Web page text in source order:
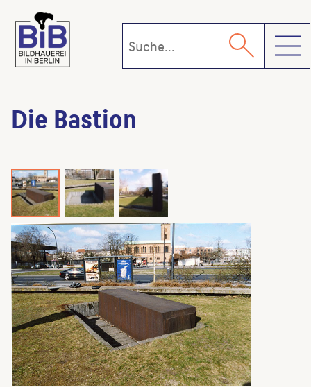
Die Bastion